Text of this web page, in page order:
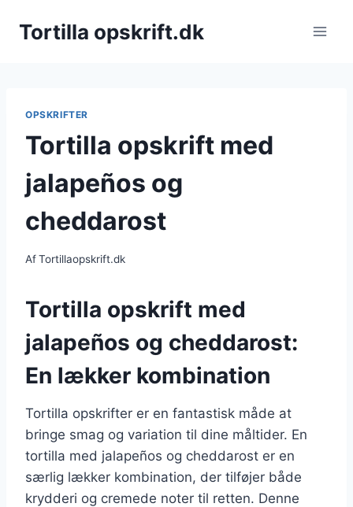
Tortilla opskrift.dk
OPSKRIFTER
Tortilla opskrift med
jalapeños og
cheddarost
AfTortillaopskrift.dk
Tortilla opskrift med
jalapeños og cheddarost:
En lækker kombination
Tortilla opskrifter er en fantastisk måde at
bringe smag og variation til dine måltider. En
tortilla med jalapeños og cheddarost er en
særlig lækker kombination, der tilføjer både
krydderi og cremede noter til retten. Denne